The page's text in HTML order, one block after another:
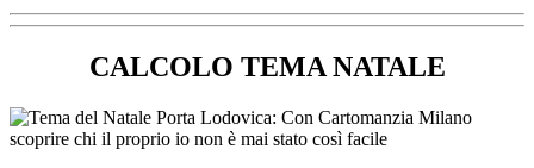
CALCOLO TEMA NATALE